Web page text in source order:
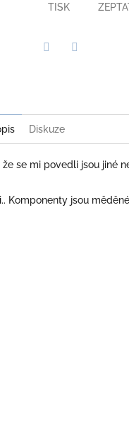
TISK
Diskuze
se mi povedli jsou jiné
Komponenty jsou